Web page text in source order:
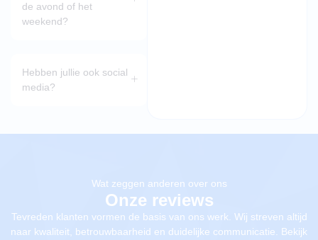
de avond of het
weekend?
Hebben jullie ook social
media?
Wat zeggen anderen over ons
Onze reviews
Tevreden klanten vormen de basis van ons werk. Wij streven altijd
naar kwaliteit, betrouwbaarheid en duidelijke communicatie. Bekijk